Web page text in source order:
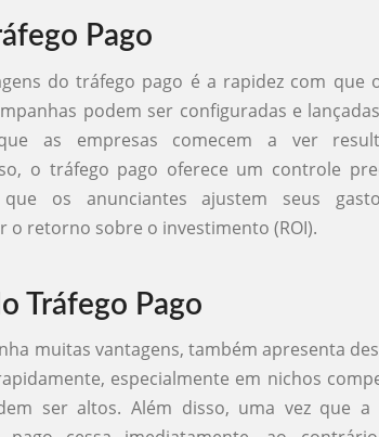
Pago
do tráfego pago é a rapidez com que
podem ser configuradas e
as empresas comecem a ver
o tráfego pago oferece um controle
os anunciantes ajustem seus
o retorno sobre o investimento (ROI).
Tráfego Pago
muitas vantagens, também apresenta
especialmente em nichos
ser altos. Além disso, uma vez que a